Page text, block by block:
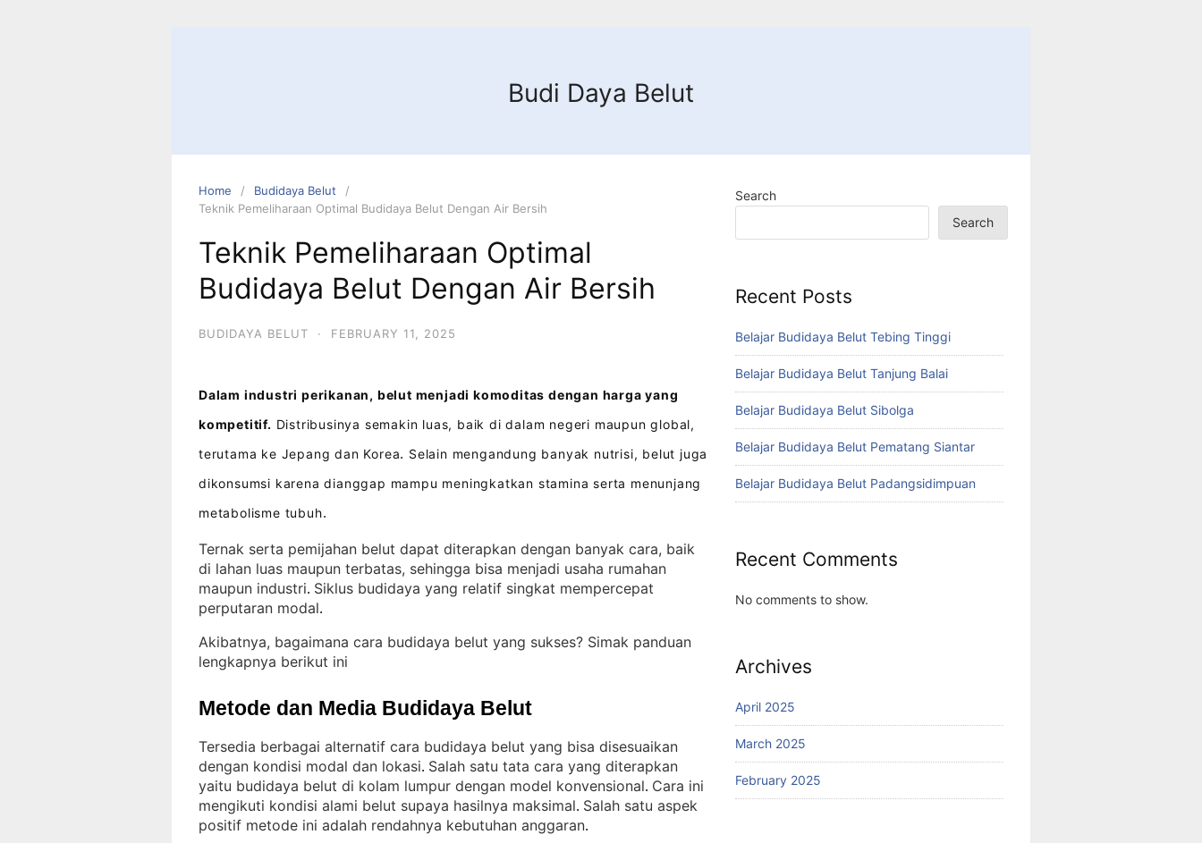
Budi Daya Belut
Home
Budidaya Belut
Teknik Pemeliharaan Optimal Budidaya Belut Dengan Air Bersih
Teknik Pemeliharaan Optimal
Budidaya Belut Dengan Air Bersih
BUDIDAYA BELUT · FEBRUARY 11, 2025
Dalam industri perikanan, belut menjadi komoditas dengan harga yang
kompetitif. Distribusinya semakin luas, baik di dalam negeri maupun global,
terutama ke Jepang dan Korea. Selain mengandung banyak nutrisi, belut juga
dikonsumsi karena dianggap mampu meningkatkan stamina serta menunjang
metabolisme tubuh.
Ternak serta pemijahan belut dapat diterapkan dengan banyak cara, baik
di lahan luas maupun terbatas, sehingga bisa menjadi usaha rumahan
maupun industri. Siklus budidaya yang relatif singkat mempercepat
perputaran modal.
Akibatnya, bagaimana cara budidaya belut yang sukses? Simak panduan
lengkapnya berikut ini
Metode dan Media Budidaya Belut
Tersedia berbagai alternatif cara budidaya belut yang bisa disesuaikan
dengan kondisi modal dan lokasi. Salah satu tata cara yang diterapkan
yaitu budidaya belut di kolam lumpur dengan model konvensional. Cara ini
mengikuti kondisi alami belut supaya hasilnya maksimal. Salah satu aspek
positif metode ini adalah rendahnya kebutuhan anggaran.
Search
Search
Recent Posts
Belajar Budidaya Belut Tebing Tinggi
Belajar Budidaya Belut Tanjung Balai
Belajar Budidaya Belut Sibolga
Belajar Budidaya Belut Pematang Siantar
Belajar Budidaya Belut Padangsidimpuan
Recent Comments
No comments to show.
Archives
April 2025
March 2025
February 2025